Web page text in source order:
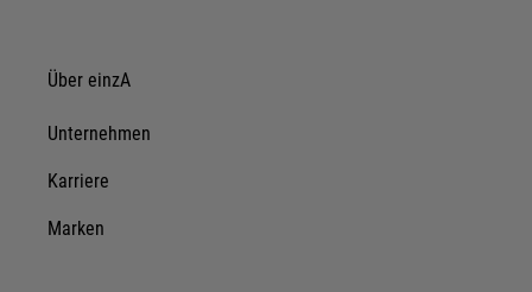
Über einzA
Unternehmen
Karriere
Marken